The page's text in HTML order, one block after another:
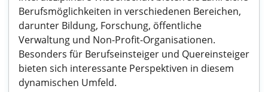
Berufsmöglichkeiten in verschiedenen Bereichen,
darunter Bildung, Forschung, öffentliche
Verwaltung und Non-Profit-Organisationen.
Besonders für Berufseinsteiger und Quereinsteiger
bieten sich interessante Perspektiven in diesem
dynamischen Umfeld.